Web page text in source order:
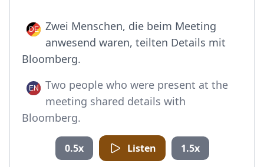
Zwei Menschen, die beim Meeting
anwesend waren, teilten Details mit
Bloomberg.
Two people who were present at the
meeting shared details with
Bloomberg.
0.5x Listen 1.5x